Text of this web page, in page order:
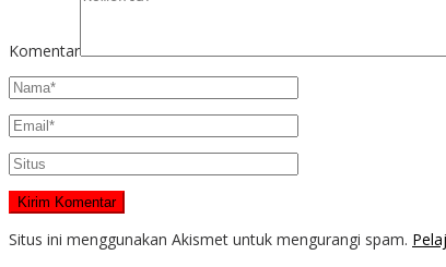
Komentar
Situs ini menggunakan Akismet untuk mengurangi spam.